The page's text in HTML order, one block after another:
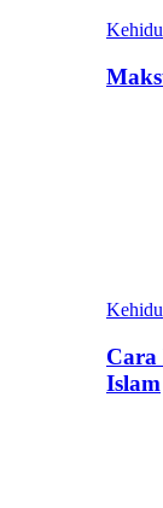
Cara
Islam